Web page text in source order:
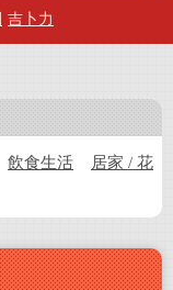
吉卜力
飲食生活
居家 / 花